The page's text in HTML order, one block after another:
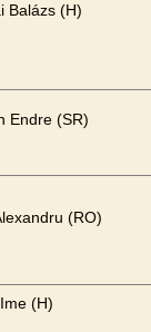
Balázs (H)
Endre (SR)
(RO)
(H)